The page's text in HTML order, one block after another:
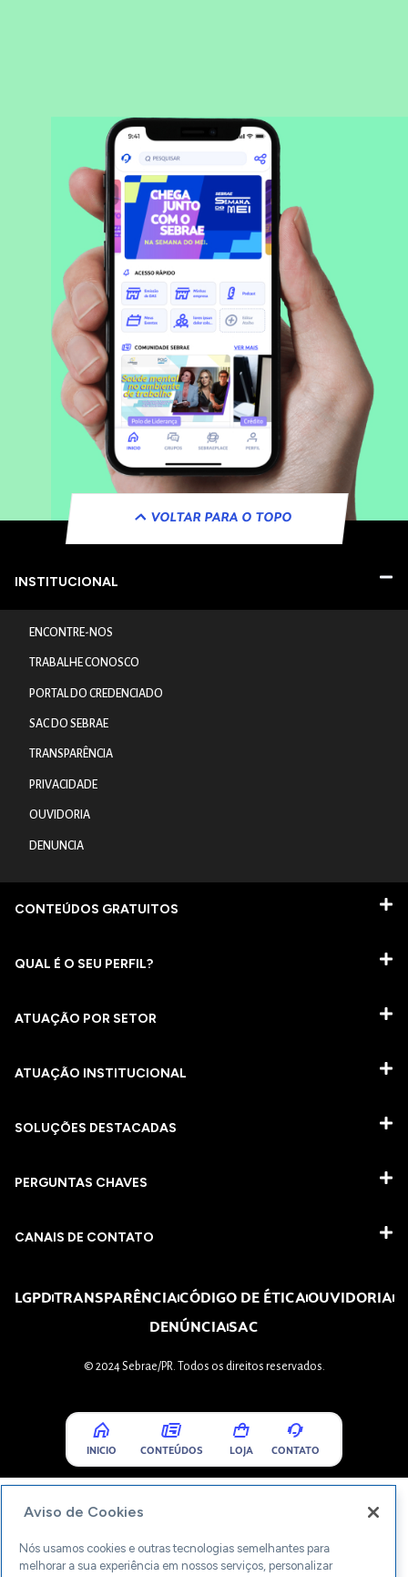
VOLTAR PARA O TOPO
INSTITUCIONAL
ENCONTRE-NOS
TRABALHE CONOSCO
PORTAL DO CREDENCIADO
SAC DO SEBRAE
TRANSPARÊNCIA
PRIVACIDADE
OUVIDORIA
DENUNCIA
CONTEÚDOS GRATUITOS
QUAL É O SEU PERFIL?
ATUAÇÃO POR SETOR
ATUAÇÃO INSTITUCIONAL
SOLUÇÕES DESTACADAS
PERGUNTAS CHAVES​
CANAIS DE CONTATO
LGPDTRANSPARÊNCIACÓDIGO DE ÉTICAOUVIDORIA
DENÚNCIASAC
© 2024 Sebrae/PR. Todos os direitos reservados.
INICIO CONTEÚDOS LOJA CONTATO
Aviso de Cookies
Nós usamos cookies e outras tecnologias semelhantes para
melhorar a sua experiência em nossos serviços, personalizar